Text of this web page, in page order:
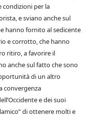
condizioni per la
e sviano anche sul
hanno fornito al sedicente
e corrotto, che hanno
ritiro, a favorire il
anche sul fatto che sono
di un altro
convergenza
e dei suoi
di ottenere molti e